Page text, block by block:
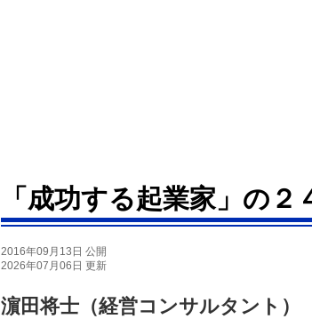
「成功する起業家」の
2016年09月13日 公開
2026年07月06日 更新
濵田将士（経営コンサルタント）